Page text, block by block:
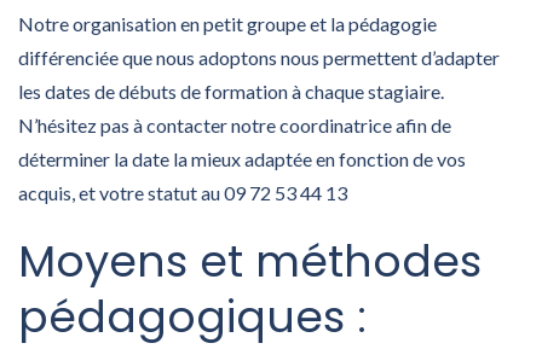
Notre organisation en petit groupe et la pédagogie
différenciée que nous adoptons nous permettent d’adapter
les dates de débuts de formation à chaque stagiaire.
N’hésitez pas à contacter notre coordinatrice afin de
déterminer la date la mieux adaptée en fonction de vos
acquis, et votre statut au 09 72 53 44 13
Moyens et méthodes
pédagogiques :